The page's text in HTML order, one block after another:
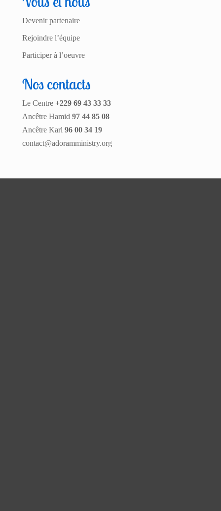
Devenir partenaire
Rejoindre l’équipe
Participer à l’oeuvre
Nos contacts
Le Centre +229 69 43 33 33
Ancêtre Hamid 97 44 85 08
Ancêtre Karl 96 00 34 19
contact@adoramministry.org